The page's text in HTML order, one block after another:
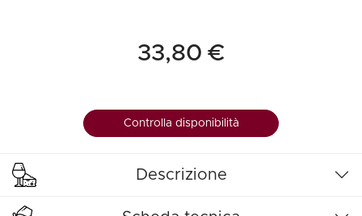
33,80 €
Controlla disponibilità
Descrizione